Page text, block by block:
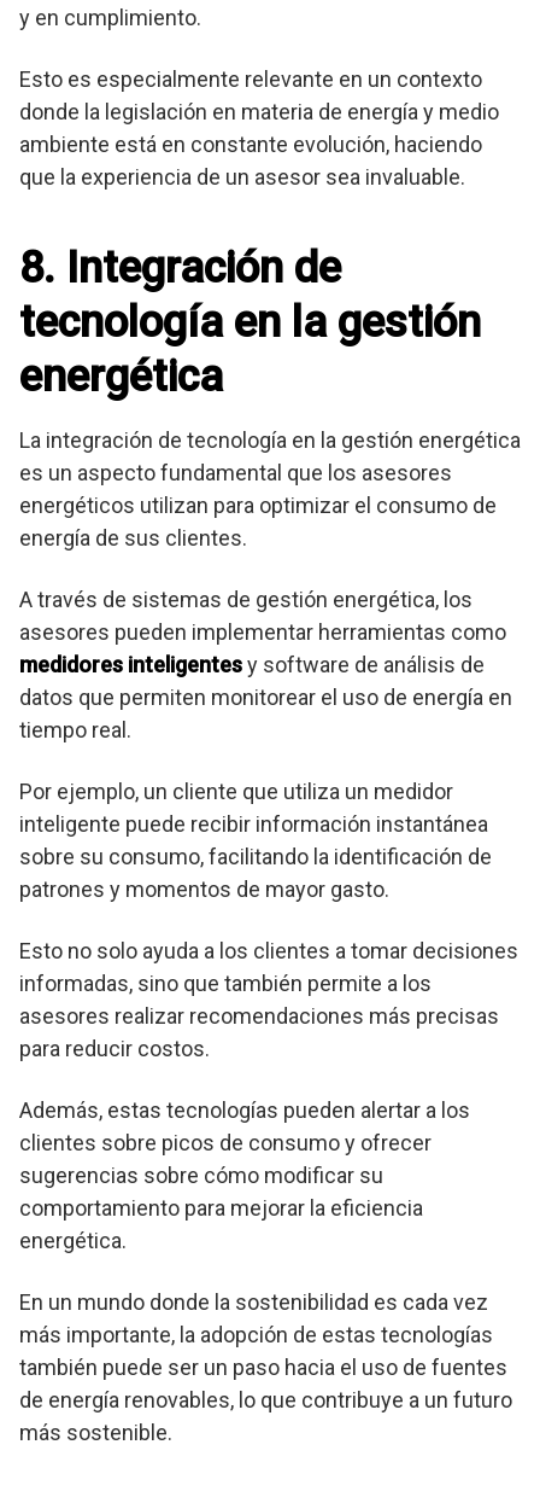
y en cumplimiento.
Esto es especialmente relevante en un contexto
donde la legislación en materia de energía y medio
ambiente está en constante evolución, haciendo
que la experiencia de un asesor sea invaluable.
8. Integración de
tecnología en la gestión
energética
La integración de tecnología en la gestión energética
es un aspecto fundamental que los asesores
energéticos utilizan para optimizar el consumo de
energía de sus clientes.
A través de sistemas de gestión energética, los
asesores pueden implementar herramientas como
medidores inteligentesy software de análisis de
datos que permiten monitorear el uso de energía en
tiempo real.
Por ejemplo, un cliente que utiliza un medidor
inteligente puede recibir información instantánea
sobre su consumo, facilitando la identificación de
patrones y momentos de mayor gasto.
Esto no solo ayuda a los clientes a tomar decisiones
informadas, sino que también permite a los
asesores realizar recomendaciones más precisas
para reducir costos.
Además, estas tecnologías pueden alertar a los
clientes sobre picos de consumo y ofrecer
sugerencias sobre cómo modificar su
comportamiento para mejorar la eficiencia
energética.
En un mundo donde la sostenibilidad es cada vez
más importante, la adopción de estas tecnologías
también puede ser un paso hacia el uso de fuentes
de energía renovables, lo que contribuye a un futuro
más sostenible.